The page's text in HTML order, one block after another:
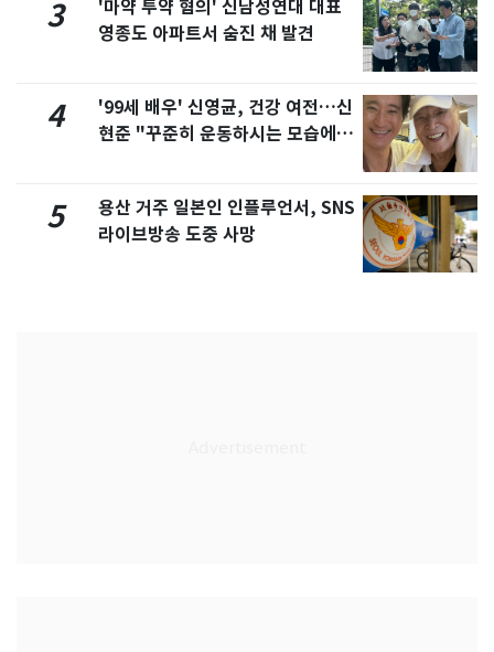
3
'마약 투약 혐의' 신남성연대 대표
영종도 아파트서 숨진 채 발견
4
'99세 배우' 신영균, 건강 여전…신
현준 "꾸준히 운동하시는 모습에 큰
5
용산 거주 일본인 인플루언서, SNS
라이브방송 도중 사망